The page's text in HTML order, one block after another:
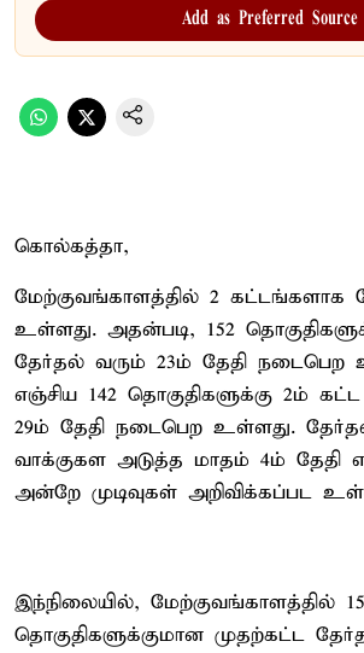
Add as Preferred Source
கொல்கத்தா,
மேற்குவங்காளத்தில் 2 கட்டங்களாக
உள்ளது. அதன்படி, 152
தேர்தல் வரும் 23ம் தேதி நடைபெற
எஞ்சிய 142 தொகுதிகளுக்கு 2ம்
29ம் தேதி நடைபெற உள்ளது.
வாக்குகள அடுத்த மாதம் 4ம் தேதி
அன்றே முடிவுகள் அறிவிக்கப்பட
இந்நிலையில், மேற்குவங்காளத்தில்
தொகுதிகளுக்குமான முதற்கட்ட